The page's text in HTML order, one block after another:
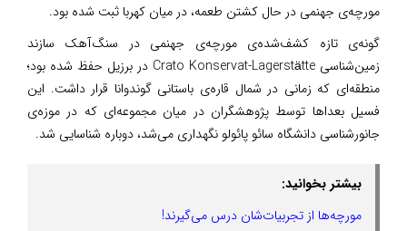
مورچه‌ی جهنمی در حال کشتن طعمه، در میان کهربا ثبت شده بود.
گونه‌ی تازه کشف‌شده‌ی مورچه‌ی جهنمی در سنگ‌آهک سازند
زمین‌شناسی Crato Konservat-Lagerstätte در برزیل حفظ شده بود؛
منطقه‌ای که زمانی در شمال قاره‌ی باستانی گوندوانا قرار داشت. این
فسیل بعداها توسط پژوهشگران در میان مجموعه‌ای که در موزه‌ی
جانورشناسی دانشگاه سائو پائولو نگهداری می‌شد، دوباره شناسایی شد.
بیشتر بخوانید:
مورچه‌ها از تجربیات‌شان درس می‌گیرند!